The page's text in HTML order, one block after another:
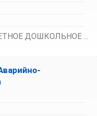
ГОСУДАРСТВЕННОЕ БЮДЖЕТНОЕ ДОШКОЛЬНОЕ ОБРАЗОВАТЕЛЬНОЕ УЧРЕЖДЕНИЕ ДЕТСКИЙ САД № 17 КОМБИНИРОВАННОГО ВИДА КОЛПИНСКОГО РАЙОНА САНКТ-ПЕТЕРБУРГА